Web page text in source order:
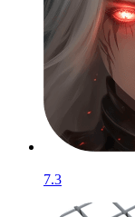
7.3